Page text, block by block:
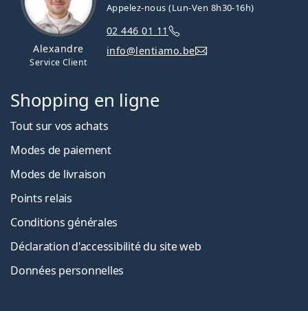
Alexandre
Service Client
Appelez-nous (Lun-Ven 8h30-16h)
02 446 01 11
info@lentiamo.be
Shopping en ligne
Tout sur vos achats
Modes de paiement
Modes de livraison
Points relais
Conditions générales
Déclaration d'accessibilité du site web
Données personnelles